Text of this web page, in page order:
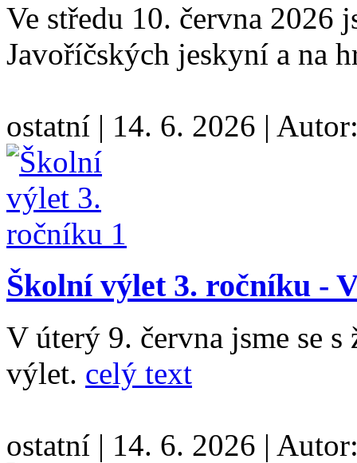
Ve středu 10. června 2026
Javoříčských jeskyní a na
ostatní | 14. 6. 2026 |
Školní výlet 3. ročníku -
V úterý 9. června jsme se
výlet. celý text
ostatní | 14. 6. 2026 |